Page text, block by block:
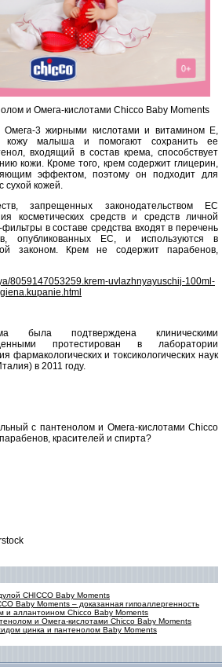
и Омега-кислотами Chicco Baby Moments
Омега-3 жирными кислотами и витамином Е,
кожу малыша и помогают сохранить ее
входящий в состав крема, способствует
кожи. Кроме того, крем содержит глицерин,
эффектом, поэтому он подходит для
сухой кожей.
запрещенных законодательством ЕС
косметических средств и средств личной
в составе средства входят в перечень
опубликованных ЕС, и используются в
законом. Крем не содержит парабенов,
8059147053259.krem-uvlazhnyayuschij-100ml-
была подтверждена клиническими
протестирован в лаборатории
фармакологических и токсикологических наук
в 2011 году.
с пантенолом и Омега-кислотами Chicco
красителей и спирта?
CHICCO Baby Moments
Baby Moments – доказанная гипоаллергенность
и аллантоином Chicco Baby Moments
и Омега-кислотами Chicco Baby Moments
цинка и пантенолом Baby Moments